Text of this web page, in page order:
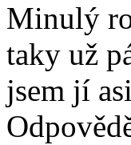
Minulý
taky už
jsem jí